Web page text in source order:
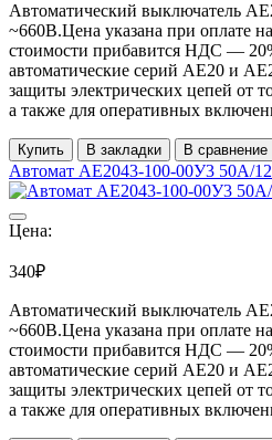
Автоматический выключатель
~660В.Цена указана при оплате
стоимости прибавится НДС ―
автоматические серий АЕ20 и
защиты электрических цепей от
а также для оперативных
Купить В закладки В сравнение
Автомат АЕ2043-100-00У3 50А/
Цена:
340₽
Автоматический выключатель
~660В.Цена указана при оплате
стоимости прибавится НДС ―
автоматические серий АЕ20 и
защиты электрических цепей от
а также для оперативных